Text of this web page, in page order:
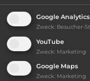
www.eigpark.no/
379411.html
Google Analytics
Zweck: Besucher-
YouTube
Zweck: Marketing
Google Maps
Zweck: Marketing